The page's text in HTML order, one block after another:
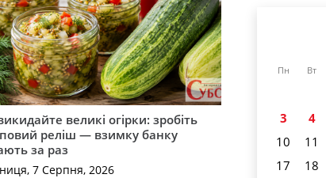
великі огірки: зробіть
реліш — взимку банку
за раз
7 Серпня, 2026
Пн Вт
3
4
10
11
17
18